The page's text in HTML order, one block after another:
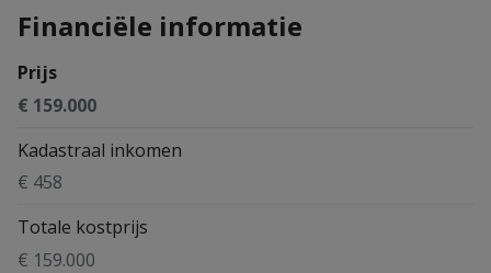
Financiële informatie
Prijs
€ 159.000
Kadastraal inkomen
€ 458
Totale kostprijs
€ 159.000